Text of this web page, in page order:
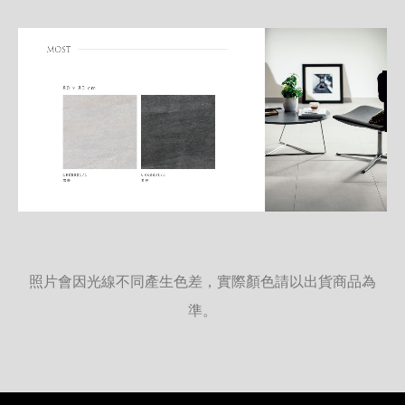
照片會因光線不同產生色差，實際顏色請以出貨商品為
準。